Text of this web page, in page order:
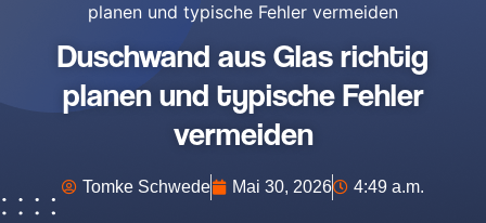
planen und typische Fehler vermeiden
Duschwand aus Glas richtig
planen und typische Fehler
vermeiden
Tomke Schwede Mai 30, 2026 4:49 a.m.